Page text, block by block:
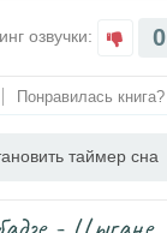
озвучки: 0
Понравилась книга?
таймер сна